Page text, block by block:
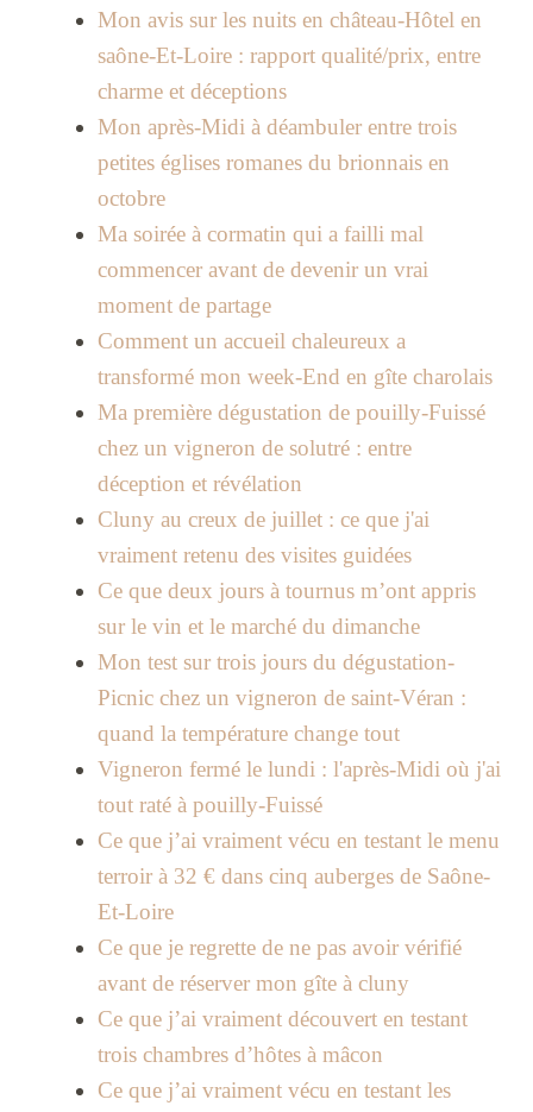
Mon avis sur les nuits en château-Hôtel en
saône-Et-Loire : rapport qualité/prix, entre
charme et déceptions
Mon après-Midi à déambuler entre trois
petites églises romanes du brionnais en
octobre
Ma soirée à cormatin qui a failli mal
commencer avant de devenir un vrai
moment de partage
Comment un accueil chaleureux a
transformé mon week-End en gîte charolais
Ma première dégustation de pouilly-Fuissé
chez un vigneron de solutré : entre
déception et révélation
Cluny au creux de juillet : ce que j'ai
vraiment retenu des visites guidées
Ce que deux jours à tournus m’ont appris
sur le vin et le marché du dimanche
Mon test sur trois jours du dégustation-
Picnic chez un vigneron de saint-Véran :
quand la température change tout
Vigneron fermé le lundi : l'après-Midi où j'ai
tout raté à pouilly-Fuissé
Ce que j’ai vraiment vécu en testant le menu
terroir à 32 € dans cinq auberges de Saône-
Et-Loire
Ce que je regrette de ne pas avoir vérifié
avant de réserver mon gîte à cluny
Ce que j’ai vraiment découvert en testant
trois chambres d’hôtes à mâcon
Ce que j’ai vraiment vécu en testant les